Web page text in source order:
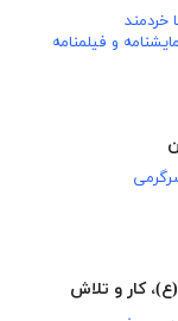
خردمند
و فیلمنامه
کار و تلاش